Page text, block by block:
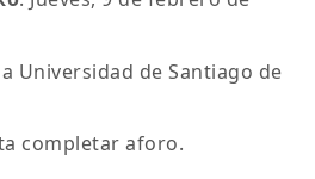
Universidad de Santiago de
completar aforo.